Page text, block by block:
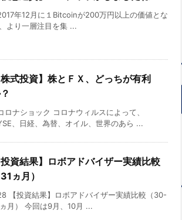
年12月に１Bitcoinが200万円以上の価値とな
より一層注目を集 ...
株式投資】株とＦＸ、どっちが有利
ロナショック コロナウィルスによって、
、日経、為替、オイル、世界のあら ...
投資結果】ロボアドバイザー実績比較
31ヵ月）
【投資結果】ロボアドバイザー実績比較（30-
月） 今回は9月、10月 ...